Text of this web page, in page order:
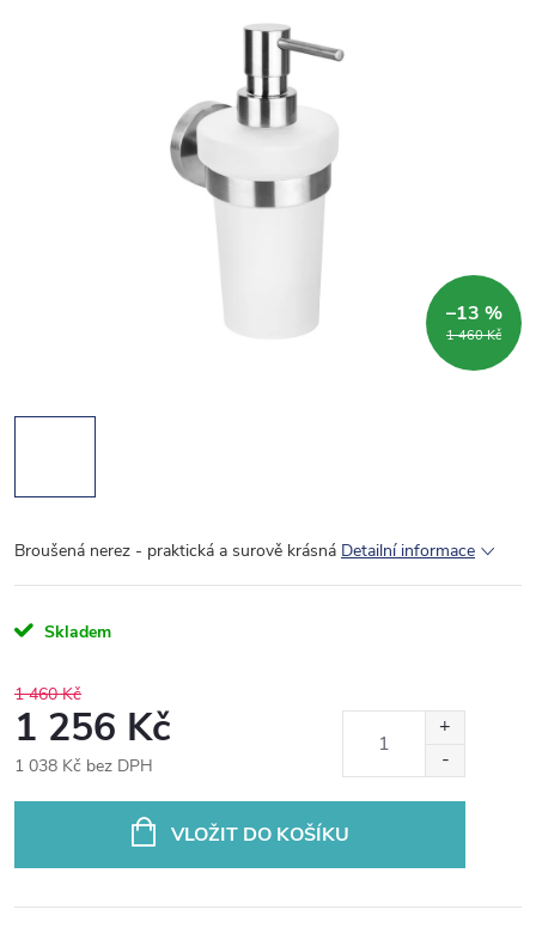
1 460 Kč
–13 %
Broušená nerez - praktická a surově krásná Detailní informace
Skladem
1 460 Kč
1 256 Kč
1 038 Kč bez DPH
VLOŽIT DO KOŠÍKU